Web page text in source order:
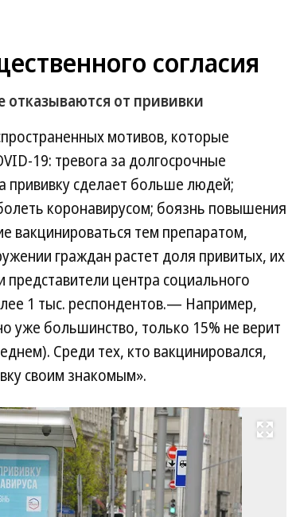
согласия
от прививки
мотивов, которые
19: тревога за долгосрочные
прививку сделает больше людей;
коронавирусом; боязнь повышения
вакцинироваться тем препаратом,
граждан растет доля привитых, их
центра социального
1 тыс. респондентов.— Например,
уже большинство, только 15% не верит
Среди тех, кто вакцинировался,
своим знакомым».
Развернуть на весь экран